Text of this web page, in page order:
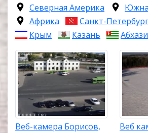
Северная Америка
Африка
Санкт-Петербург
Крым
Казань
Веб-камера Борисов, Веб